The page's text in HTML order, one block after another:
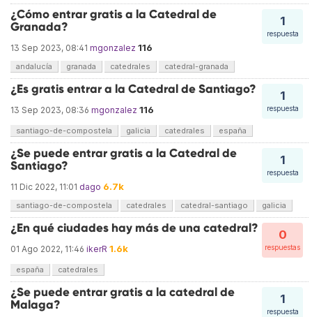
1
respuesta
¿Cómo entrar gratis a la Catedral de
Granada?
13 Sep 2023, 08:41 mgonzalez 116
andalucía granada catedrales catedral-granada
1
respuesta
¿Es gratis entrar a la Catedral de Santiago?
13 Sep 2023, 08:36 mgonzalez 116
santiago-de-compostela galicia catedrales españa
1
respuesta
¿Se puede entrar gratis a la Catedral de
Santiago?
11 Dic 2022, 11:01 dago 6.7k
santiago-de-compostela catedrales catedral-santiago galicia
0
respuestas
¿En qué ciudades hay más de una catedral?
01 Ago 2022, 11:46 ikerR 1.6k
españa catedrales
1
respuesta
¿Se puede entrar gratis a la catedral de
Malaga?